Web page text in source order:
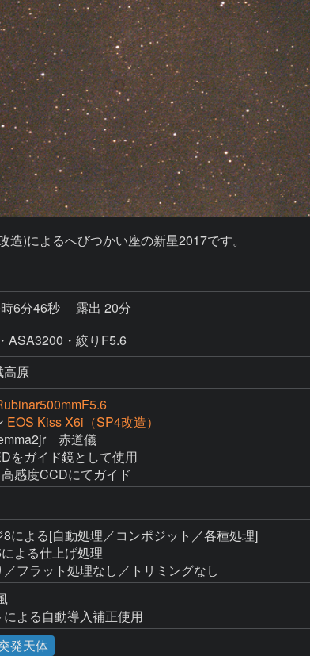
)によるへびつかい座の新星2017です。
6分46秒
露出 20分
ASA3200・絞りF5.6
高原
EOS Kiss X6i（SP4改造）
　赤道儀
をガイド鏡として使用
感度CCDにてガイド
8による[自動処理／コンポジット／各種処理]
よる仕上げ処理
／フラット処理なし／トリミングなし
による自動導入補正使用
発天体